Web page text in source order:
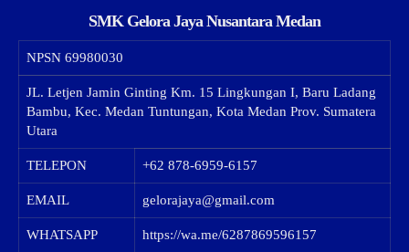
SMK Gelora Jaya Nusantara Medan
NPSN 69980030
JL. Letjen Jamin Ginting Km. 15 Lingkungan I, Baru Ladang
Bambu, Kec. Medan Tuntungan, Kota Medan Prov. Sumatera
Utara
TELEPON +62 878-6959-6157
EMAIL gelorajaya@gmail.com
WHATSAPP https://wa.me/6287869596157